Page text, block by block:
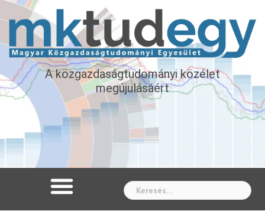
A közgazdaságtudományi közélet
megújulásáért